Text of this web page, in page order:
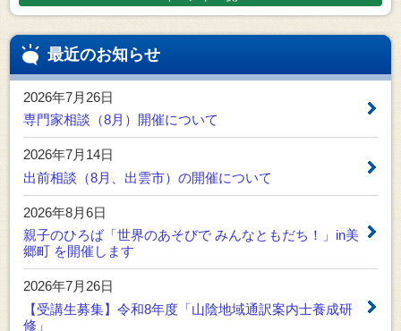
最近のお知らせ
2026年7月26日
専門家相談（8月）開催について
2026年7月14日
出前相談（8月、出雲市）の開催について
2026年8月6日
親子のひろば「世界のあそびで みんなともだち！」in美
郷町 を開催します
2026年7月26日
【受講生募集】令和8年度「山陰地域通訳案内士養成研
修」